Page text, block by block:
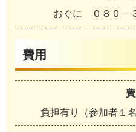
おぐに ０８０－
費用
負担有り（参加者１